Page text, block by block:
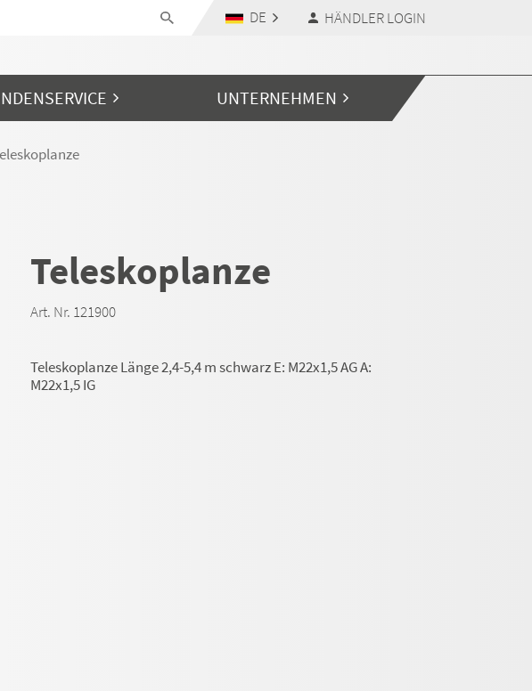
DE HÄNDLER LOGIN
UNTERNEHMEN
Teleskoplanze
Art. Nr. 121900
Teleskoplanze Länge 2,4-5,4 m schwarz E: M22x1,5 AG A:
M22x1,5 IG